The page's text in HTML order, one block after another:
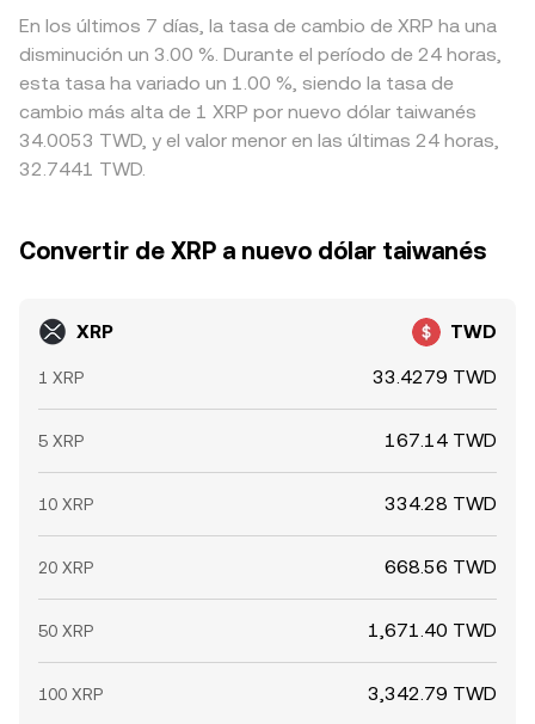
En los últimos 7 días, la tasa de cambio de XRP ha una
disminución un 3.00 %. Durante el período de 24 horas,
esta tasa ha variado un 1.00 %, siendo la tasa de
cambio más alta de 1 XRP por nuevo dólar taiwanés
34.0053 TWD, y el valor menor en las últimas 24 horas,
32.7441 TWD.
Convertir de XRP a nuevo dólar taiwanés
XRP TWD
1 XRP 33.4279 TWD
5 XRP 167.14 TWD
10 XRP 334.28 TWD
20 XRP 668.56 TWD
50 XRP 1,671.40 TWD
100 XRP 3,342.79 TWD